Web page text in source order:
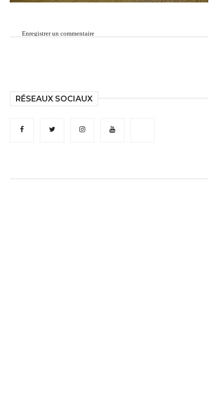
Enregistrer un commentaire
RÉSEAUX SOCIAUX